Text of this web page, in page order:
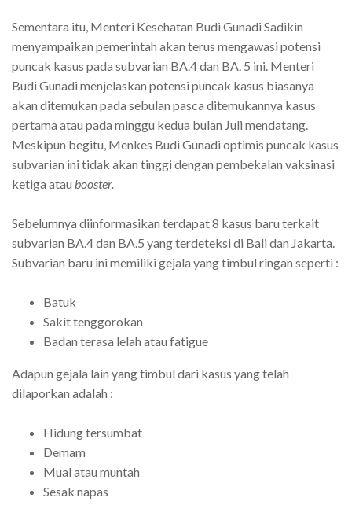
Sementara itu, Menteri Kesehatan Budi Gunadi Sadikin
menyampaikan pemerintah akan terus mengawasi potensi
puncak kasus pada subvarian BA.4 dan BA. 5 ini. Menteri
Budi Gunadi menjelaskan potensi puncak kasus biasanya
akan ditemukan pada sebulan pasca ditemukannya kasus
pertama atau pada minggu kedua bulan Juli mendatang.
Meskipun begitu, Menkes Budi Gunadi optimis puncak kasus
subvarian ini tidak akan tinggi dengan pembekalan vaksinasi
ketiga atau booster.
Sebelumnya diinformasikan terdapat 8 kasus baru terkait
subvarian BA.4 dan BA.5 yang terdeteksi di Bali dan Jakarta.
Subvarian baru ini memiliki gejala yang timbul ringan seperti :
Batuk
Sakit tenggorokan
Badan terasa lelah atau fatigue
Adapun gejala lain yang timbul dari kasus yang telah
dilaporkan adalah :
Hidung tersumbat
Demam
Mual atau muntah
Sesak napas